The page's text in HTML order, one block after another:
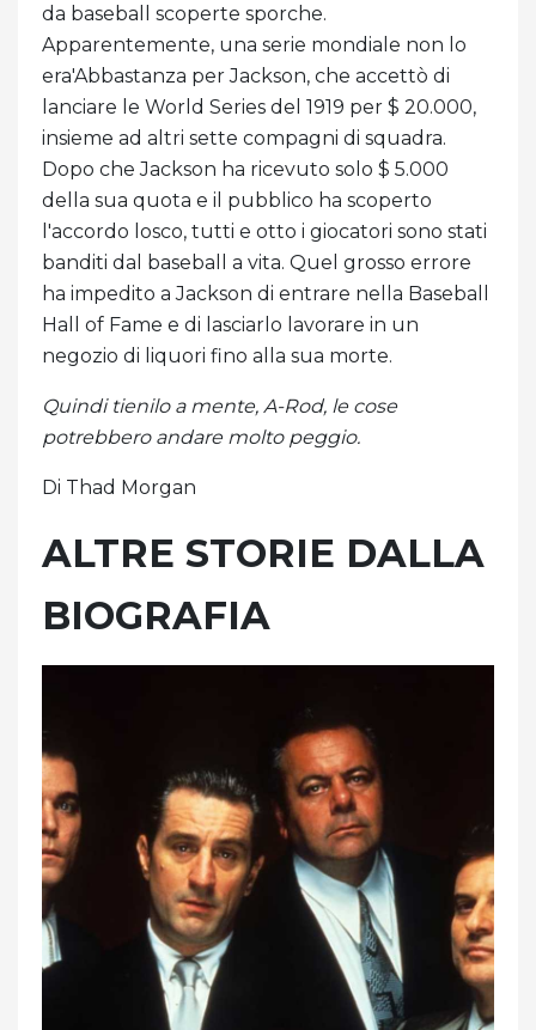
da baseball scoperte sporche.
Apparentemente, una serie mondiale non lo
era'Abbastanza per Jackson, che accettò di
lanciare le World Series del 1919 per $ 20.000,
insieme ad altri sette compagni di squadra.
Dopo che Jackson ha ricevuto solo $ 5.000
della sua quota e il pubblico ha scoperto
l'accordo losco, tutti e otto i giocatori sono stati
banditi dal baseball a vita. Quel grosso errore
ha impedito a Jackson di entrare nella Baseball
Hall of Fame e di lasciarlo lavorare in un
negozio di liquori fino alla sua morte.
Quindi tienilo a mente, A-Rod, le cose
potrebbero andare molto peggio.
Di Thad Morgan
ALTRE STORIE DALLA
BIOGRAFIA